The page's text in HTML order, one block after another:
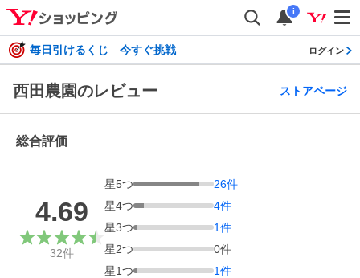
i
毎日引けるくじ 今すぐ挑戦 ログイン
西田農園のレビュー ストアページ
総合評価
4.69
32件
星5つ 26件
星4つ 4件
星3つ 1件
星2つ 0件
星1つ 1件